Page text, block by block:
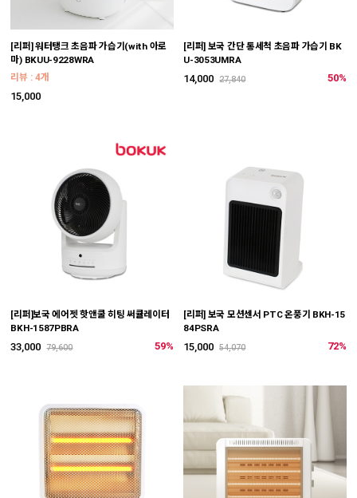
[리퍼] 워터탱크 초음파 가습기(with 아로
마) BKUU-9228WRA
리뷰 : 4개
15,000
[리퍼] 보국 간단 통세척 초음파 가습기 BK
U-3053UMRA
14,000 27,840 50%
[리퍼]보국 에어젯 핫앤쿨 히팅 써큘레이터
BKH-1587PBRA
33,000 79,600 59%
[리퍼] 보국 모션센서 PTC 온풍기 BKH-15
84PSRA
15,000 54,070 72%